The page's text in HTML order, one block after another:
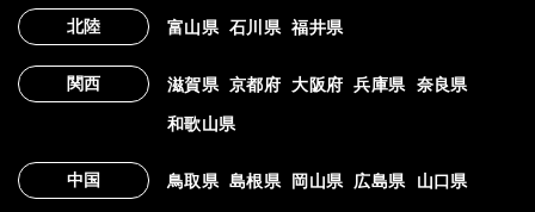
北陸 富山県 石川県 福井県
関西 滋賀県 京都府 大阪府 兵庫県 奈良県
和歌山県
中国 鳥取県 島根県 岡山県 広島県 山口県